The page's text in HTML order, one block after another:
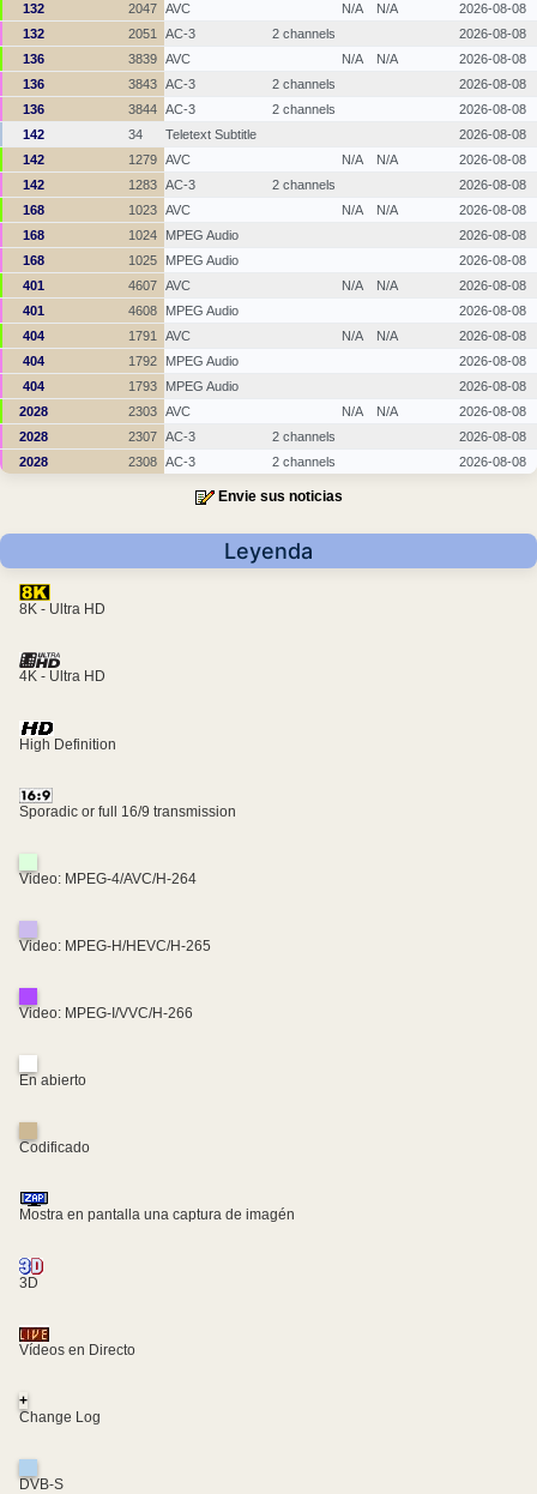
132 2047 AVC N/A N/A
2026-08-08
132
2051 AC-3 2 channels
2026-08-08
136
3839 AVC N/A N/A
2026-08-08
136
3843 AC-3 2 channels
2026-08-08
136
3844 AC-3 2 channels
2026-08-08
142
34 Teletext Subtitle
2026-08-08
142
1279 AVC N/A N/A
2026-08-08
142
1283 AC-3 2 channels
2026-08-08
168
1023 AVC N/A N/A
2026-08-08
168
1024 MPEG Audio
2026-08-08
168
1025 MPEG Audio
2026-08-08
401
4607 AVC N/A N/A
2026-08-08
401
4608 MPEG Audio
2026-08-08
404
1791 AVC N/A N/A
2026-08-08
404
1792 MPEG Audio
2026-08-08
404
1793 MPEG Audio
2026-08-08
2028
2303 AVC N/A N/A
2026-08-08
2028
2307 AC-3 2 channels
2026-08-08
2028
2308 AC-3 2 channels 2026-08-08
Envie sus noticias
Leyenda
8K - Ultra HD
4K - Ultra HD
High Definition
Sporadic or full 16/9 transmission
Video: MPEG-4/AVC/H-264
Video: MPEG-H/HEVC/H-265
Video: MPEG-I/VVC/H-266
En abierto
Codificado
Mostra en pantalla una captura de imagén
3D
Vídeos en Directo
+
Change Log
DVB-S